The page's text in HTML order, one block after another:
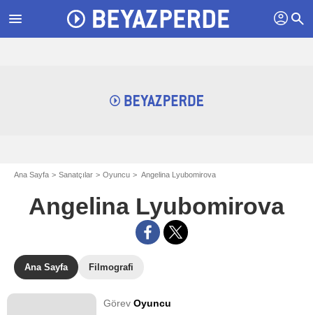
menu profil search
Ana Sayfa Sanatçılar Oyuncu Angelina Lyubomirova
Angelina Lyubomirova
Ana Sayfa Filmografi
GörevOyuncu